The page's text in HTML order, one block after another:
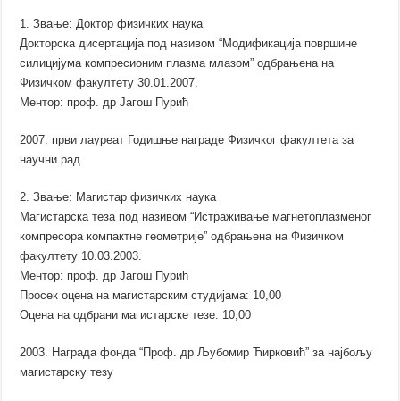
1. Звање: Доктор физичких наука
Докторска дисертација под називом “Модификација површине
силицијума компресионим плазма млазом” одбрањена на
Физичком факултету 30.01.2007.
Ментор: проф. др Јагош Пурић
2007. први лауреат Годишње награде Физичког факултета за
научни рад
2. Звање: Магистар физичких наука
Магистарска теза под називом “Истраживање магнетоплазменог
компресора компактне геометрије” одбрањена на Физичком
факултету 10.03.2003.
Ментор: проф. др Јагош Пурић
Просек оцена на магистарским студијама: 10,00
Оцена на одбрани магистарске тезе: 10,00
2003. Награда фонда “Проф. др Љубомир Ћирковић” за најбољу
магистарску тезу